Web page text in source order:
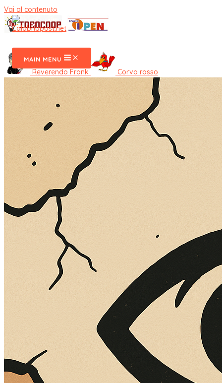
Vai al contenuto
MAIN MENU
Reverendo Frank Corvo rosso